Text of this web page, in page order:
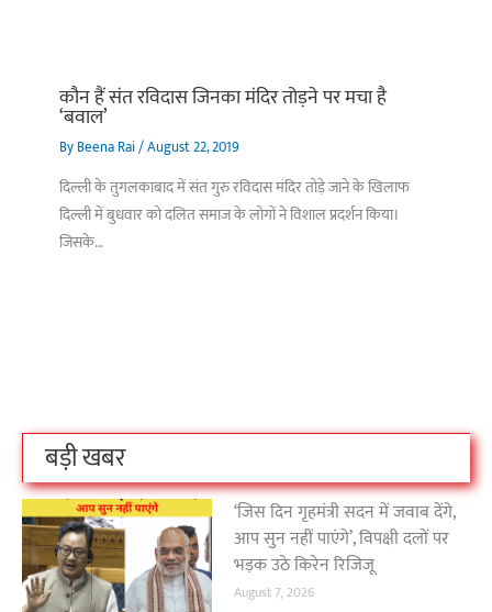
कौन हैं संत रविदास जिनका मंदिर तोड़ने पर मचा है
‘बवाल’
ByBeena Rai/August 22, 2019
दिल्ली के तुगलकाबाद में संत गुरु रविदास मंदिर तोड़े जाने के खिलाफ
दिल्ली में बुधवार को दलित समाज के लोगों ने विशाल प्रदर्शन किया।
जिसके…
बड़ी खबर
‘जिस दिन गृहमंत्री सदन में जवाब देंगे,
आप सुन नहीं पाएंगे’, विपक्षी दलों पर
भड़क उठे किरेन रिजिजू
August 7, 2026